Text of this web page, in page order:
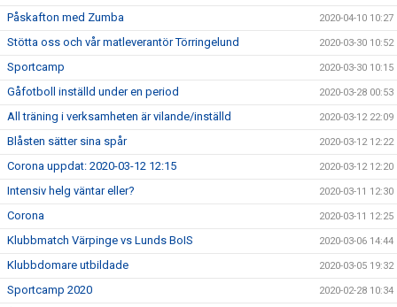
Påskafton med Zumba 2020-04-10 10:27
Stötta oss och vår matleverantör Törringelund 2020-03-30 10:52
Sportcamp 2020-03-30 10:15
Gåfotboll inställd under en period 2020-03-28 00:53
All träning i verksamheten är vilande/inställd 2020-03-12 22:09
Blåsten sätter sina spår 2020-03-12 12:22
Corona uppdat: 2020-03-12 12:15 2020-03-12 12:20
Intensiv helg väntar eller? 2020-03-11 12:30
Corona 2020-03-11 12:25
Klubbmatch Värpinge vs Lunds BoIS 2020-03-06 14:44
Klubbdomare utbildade 2020-03-05 19:32
Sportcamp 2020 2020-02-28 10:34